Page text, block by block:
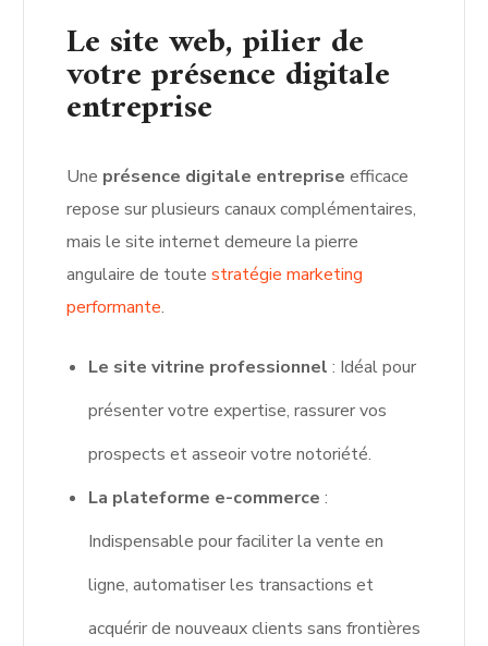
Le site web, pilier de
votre présence digitale
entreprise
Une présence digitale entreprise efficace
repose sur plusieurs canaux complémentaires,
mais le site internet demeure la pierre
angulaire de toute stratégie marketing
performante.
Le site vitrine professionnel : Idéal pour
présenter votre expertise, rassurer vos
prospects et asseoir votre notoriété.
La plateforme e-commerce :
Indispensable pour faciliter la vente en
ligne, automatiser les transactions et
acquérir de nouveaux clients sans frontières